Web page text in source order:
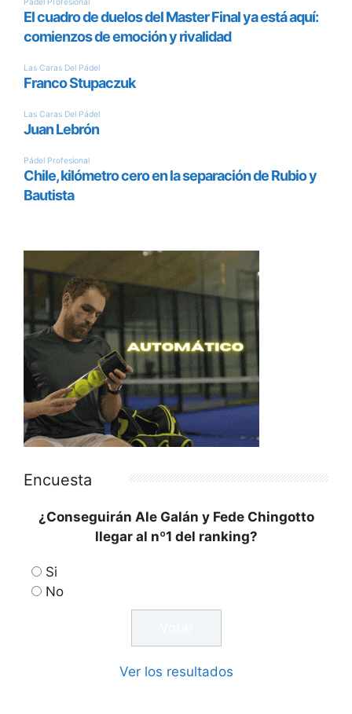
Encuesta
¿Conseguirán Ale Galán y Fede Chingotto
llegar al nº1 del ranking?
Si
No
Ver los resultados